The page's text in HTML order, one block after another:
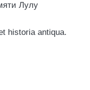
Лулу
historia antiqua.